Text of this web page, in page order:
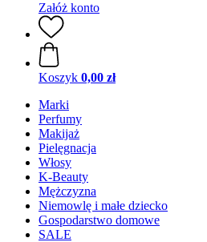
Załóż konto
Koszyk 0,00 zł
Marki
Perfumy
Makijaż
Pielęgnacja
Włosy
K-Beauty
Mężczyzna
Niemowlę i małe dziecko
Gospodarstwo domowe
SALE